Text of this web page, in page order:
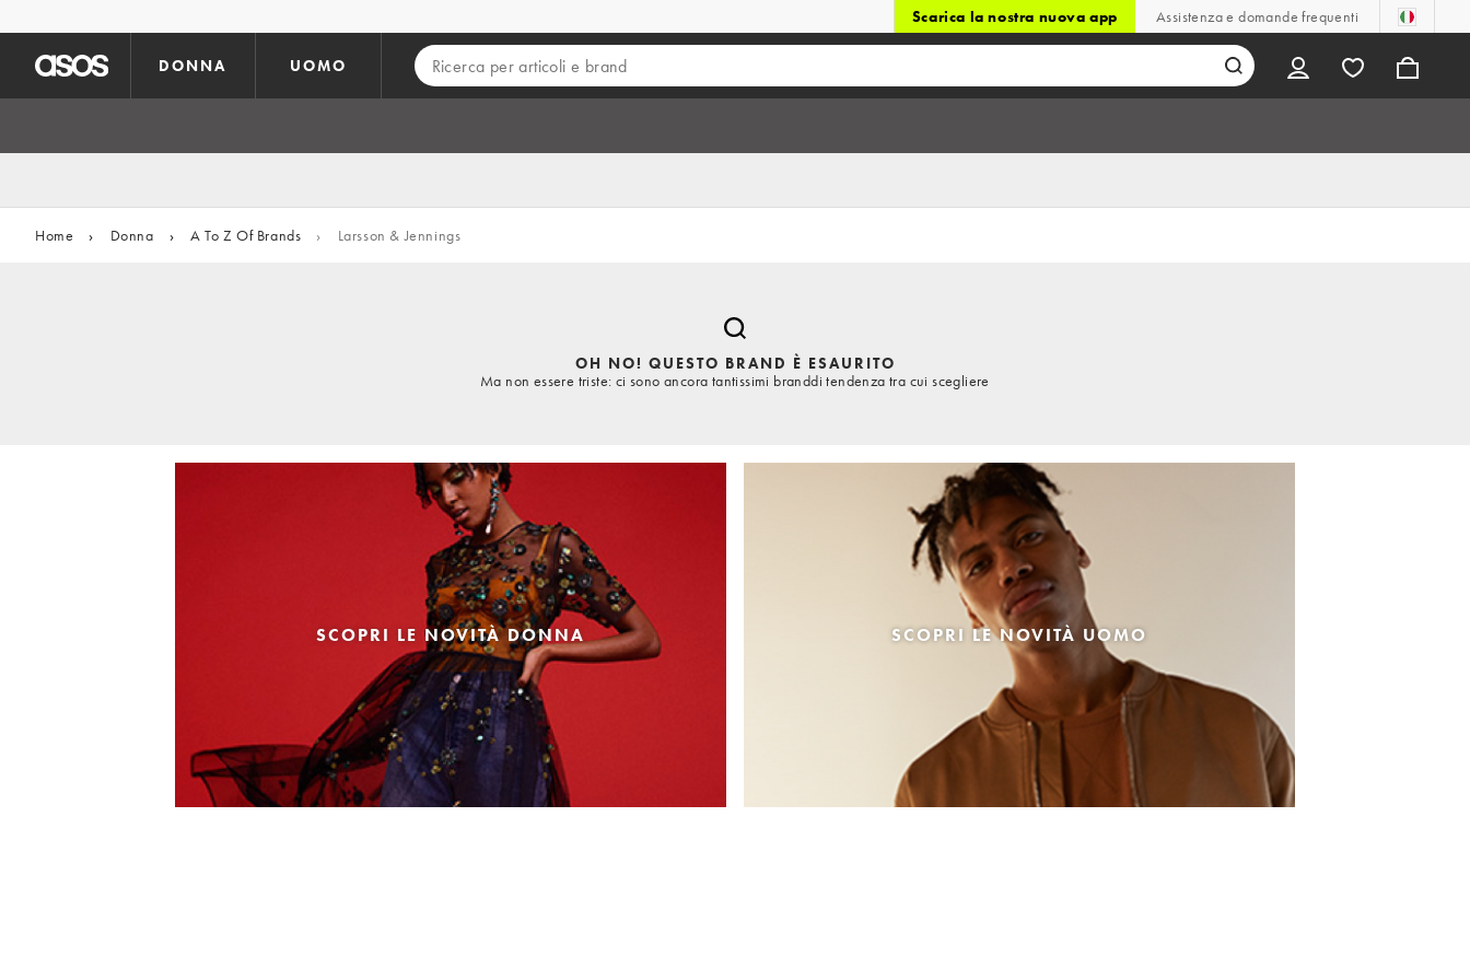
Scarica la nostra nuova app Assistenza e domande frequenti
DONNA UOMO
Home › Donna › A To Z Of Brands › Larsson & Jennings
OH NO! QUESTO BRAND È ESAURITO
Ma non essere triste: ci sono ancora tantissimi branddi tendenza tra cui scegliere
SCOPRI LE NOVITÀ DONNA SCOPRI LE NOVITÀ UOMO